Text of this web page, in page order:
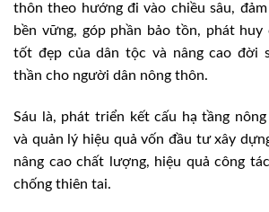
thôn theo hướng đi vào chiều sâu,
bền vững, góp phần bảo tồn, phát huy
tốt đẹp của dân tộc và nâng cao đời
thần cho người dân nông thôn.
Sáu là, phát triển kết cấu hạ tầng
và quản lý hiệu quả vốn đầu tư xây
nâng cao chất lượng, hiệu quả công
chống thiên tai.